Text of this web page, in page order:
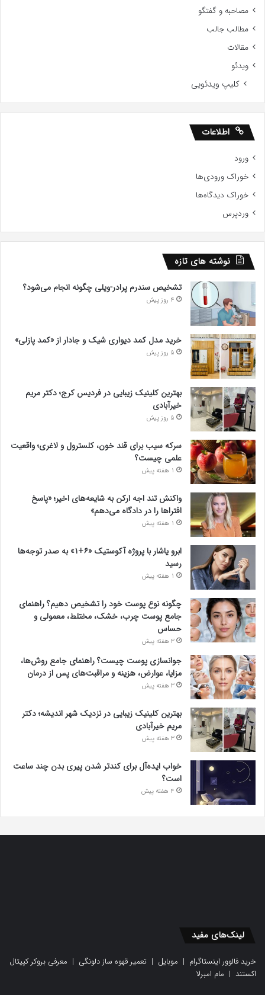
مصاحبه و گفتگو
مطالب جالب
مقالات
ویدئو
کلیپ ویدئویی
اطلاعات
ورود
خوراک ورودی‌ها
خوراک دیدگاه‌ها
وردپرس
نوشته های تازه
تشخیص سندرم پرادر-ویلی چگونه انجام می‌شود؟
4 روز پیش
خرید مدل کمد دیواری شیک و جادار از «کمد پازلی»
5 روز پیش
بهترین کلینیک زیبایی در فردیس کرج؛ دکتر مریم
خیرآبادی
5 روز پیش
سرکه سیب برای قند خون، کلسترول و لاغری؛ واقعیت
علمی چیست؟
1 هفته پیش
واکنش تند اجه ارکن به شایعه‌های اخیر؛ «پاسخ
افتراها را در دادگاه می‌دهم»
1 هفته پیش
ابرو یاشار با پروژه آکوستیک «۶+۱» به صدر توجه‌ها
رسید
1 هفته پیش
چگونه نوع پوست خود را تشخیص دهیم؟ راهنمای
جامع پوست چرب، خشک، مختلط، معمولی و
حساس
3 هفته پیش
جوانسازی پوست چیست؟ راهنمای جامع روش‌ها،
مزایا، عوارض، هزینه و مراقبت‌های پس از درمان
3 هفته پیش
بهترین کلینیک زیبایی در نزدیک شهر اندیشه؛ دکتر
مریم خیرآبادی
3 هفته پیش
خواب ایده‌آل برای کندتر شدن پیری بدن چند ساعت
است؟
4 هفته پیش
لینک‌های مفید
خرید فالوور اینستاگرام | موبایل | تعمیر قهوه ساز دلونگی | معرفی بروکر کپیتال
اکستند | مام امبرلا